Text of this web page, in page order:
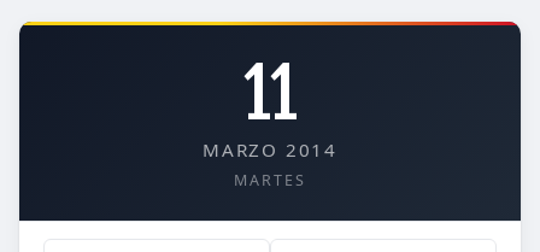
11
MARZO 2014
MARTES